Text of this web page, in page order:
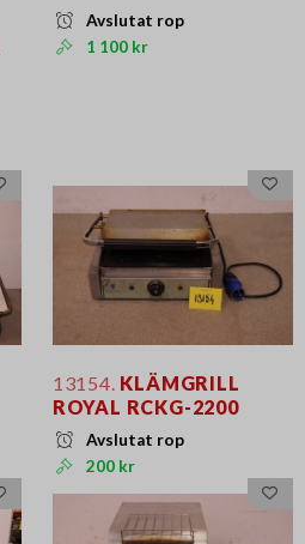
Avslutat rop
1 100 kr
13154. KLÄMGRILL
ROYAL RCKG-2200
Avslutat rop
200 kr